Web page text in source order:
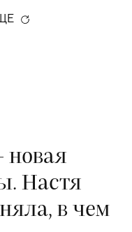
Настя
в чем